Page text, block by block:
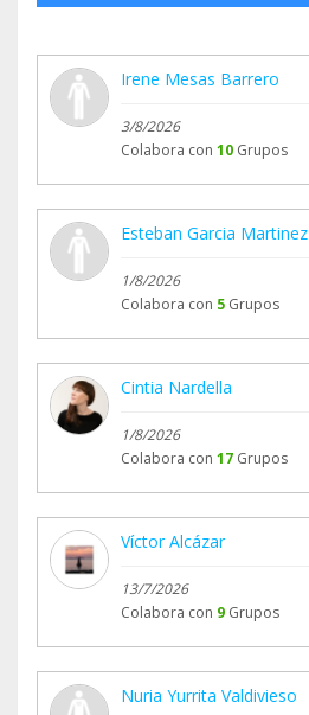
Irene Mesas Barrero
3/8/2026
Colabora con 10 Grupos
Esteban Garcia Martinez
1/8/2026
Colabora con 5 Grupos
Cintia Nardella
1/8/2026
Colabora con 17 Grupos
Víctor Alcázar
13/7/2026
Colabora con 9 Grupos
Nuria Yurrita Valdivieso